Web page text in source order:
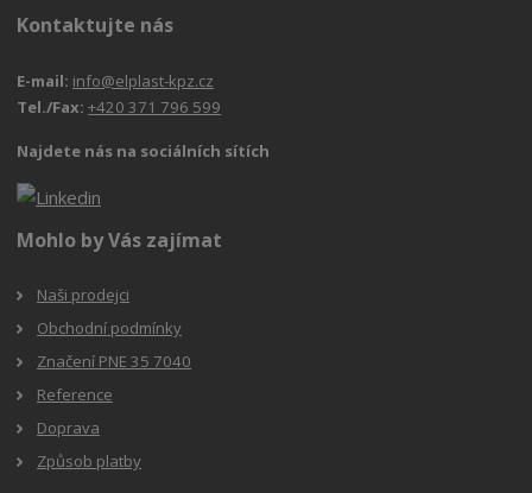
Kontaktujte nás
E-mail: info@elplast-kpz.cz
Tel./Fax:+420 371 796 599
Najdete nás na sociálních sítích
Mohlo by Vás zajímat
Naši prodejci
Obchodní podmínky
Značení PNE 35 7040
Reference
Doprava
Způsob platby